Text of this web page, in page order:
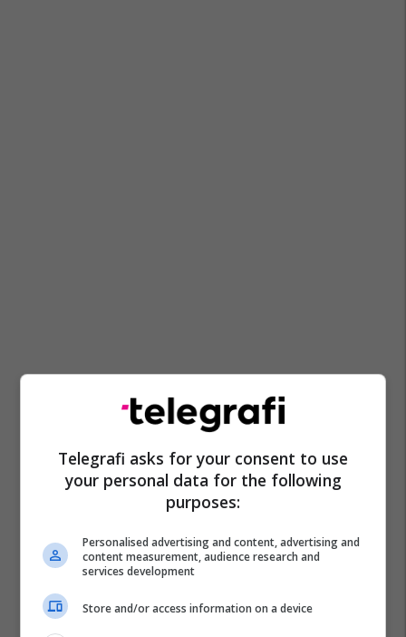
Telegrafi asks for your consent to use
your personal data for the following
purposes:
Personalised advertising and content, advertising and
content measurement, audience research and
services development
Store and/or access information on a device